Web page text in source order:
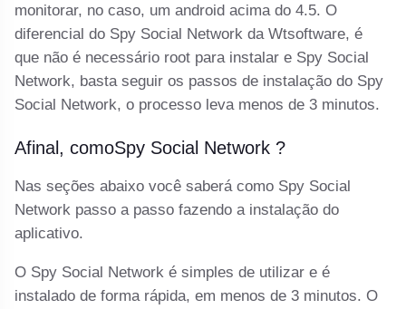
monitorar, no caso, um android acima do 4.5. O
diferencial do Spy Social Network da Wtsoftware, é
que não é necessário root para instalar e Spy Social
Network, basta seguir os passos de instalação do Spy
Social Network, o processo leva menos de 3 minutos.
Afinal, comoSpy Social Network ?
Nas seções abaixo você saberá como Spy Social
Network passo a passo fazendo a instalação do
aplicativo.
O Spy Social Network é simples de utilizar e é
instalado de forma rápida, em menos de 3 minutos. O